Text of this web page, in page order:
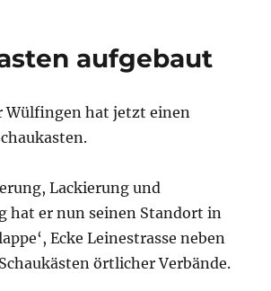
aufgebaut
Wülfingen hat jetzt einen
Lackierung und
hat er nun seinen Standort in
Ecke Leinestrasse neben
örtlicher Verbände.